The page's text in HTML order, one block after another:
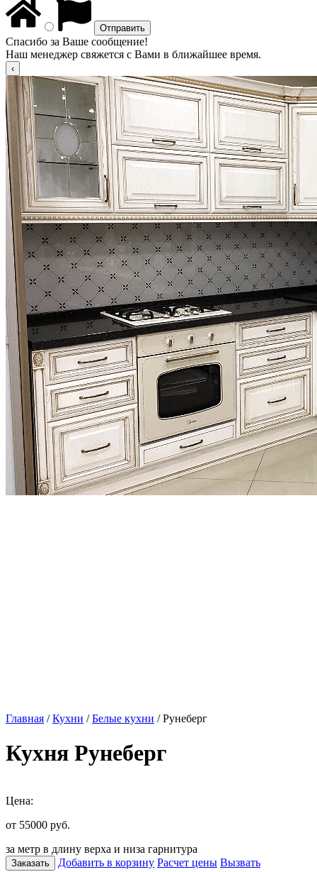
Спасибо за Ваше сообщение!
Наш менеджер свяжется с Вами в ближайшее время.
Главная /Кухни /Белые кухни / Рунеберг
Кухня Рунеберг
Цена:
от 55000 руб.
за метр в длину верха и низа гарнитура
Заказать Добавить в корзину Расчет цены Вызвать